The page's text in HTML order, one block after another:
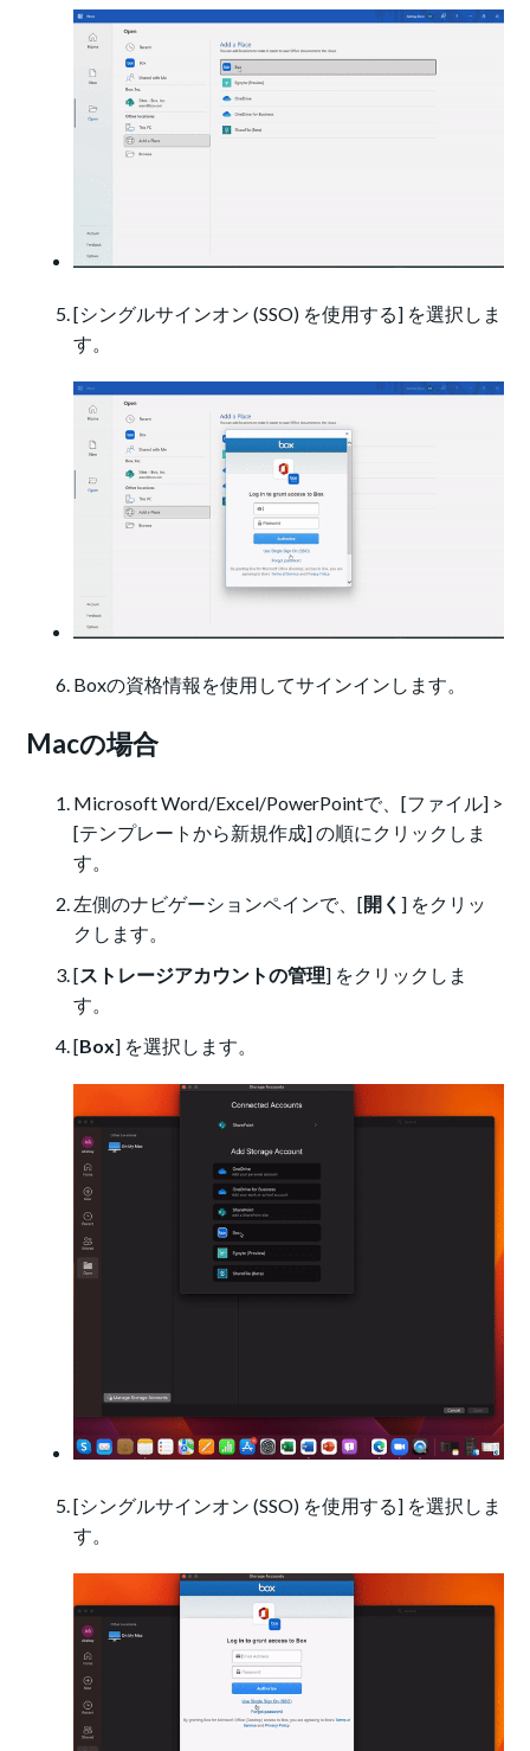
[シングルサインオン (SSO) を使用する] を選択しま
す。
Boxの資格情報を使用してサインインします。
Macの場合
Microsoft Word/Excel/PowerPointで、[ファイル] >
[テンプレートから新規作成] の順にクリックしま
す。
左側のナビゲーションペインで、[開く ] をクリッ
クします。
[ストレージアカウントの管理] をクリックしま
す。
[Box] を選択します。
[シングルサインオン (SSO) を使用する] を選択しま
す。